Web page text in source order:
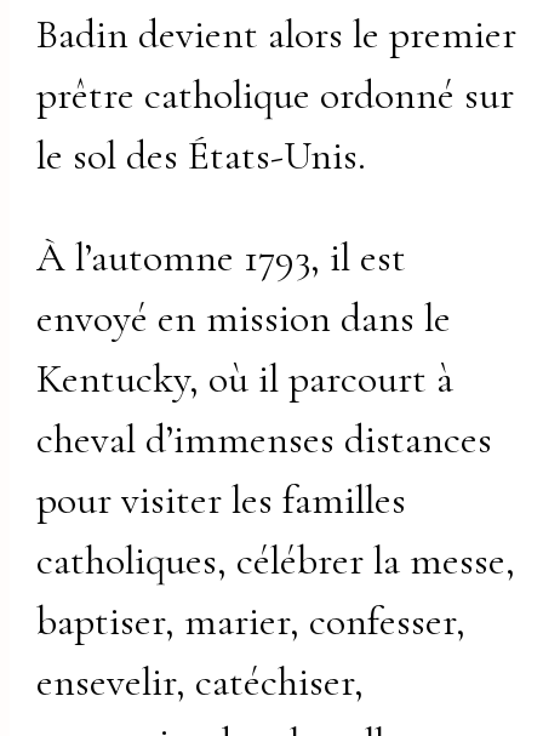
Badin devient alors le premier
prêtre catholique ordonné sur
le sol des États-Unis.
À l’automne 1793, il est
envoyé en mission dans le
Kentucky, où il parcourt à
cheval d’immenses distances
pour visiter les familles
catholiques, célébrer la messe,
baptiser, marier, confesser,
ensevelir, catéchiser,